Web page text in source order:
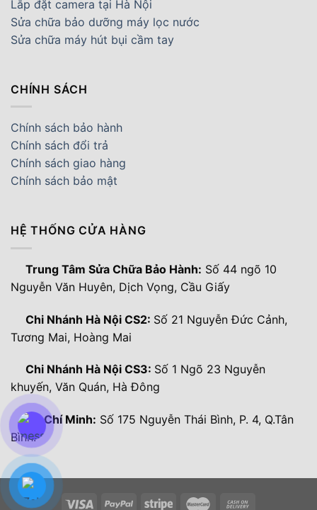
Lắp đặt camera tại Hà Nội
Sửa chữa bảo dưỡng máy lọc nước
Sửa chữa máy hút bụi cầm tay
CHÍNH SÁCH
Chính sách bảo hành
Chính sách đổi trả
Chính sách giao hàng
Chính sách bảo mật
HỆ THỐNG CỬA HÀNG
Trung Tâm Sửa Chữa Bảo Hành: Số 44 ngõ 10
Nguyễn Văn Huyên, Dịch Vọng, Cầu Giấy
Chi Nhánh Hà Nội CS2: Số 21 Nguyễn Đức Cảnh,
Tương Mai, Hoàng Mai
Chi Nhánh Hà Nội CS3: Số 1 Ngõ 23 Nguyễn
khuyến, Văn Quán, Hà Đông
Hồ Chí Minh: Số 175 Nguyễn Thái Bình, P. 4, Q.Tân
Bình.